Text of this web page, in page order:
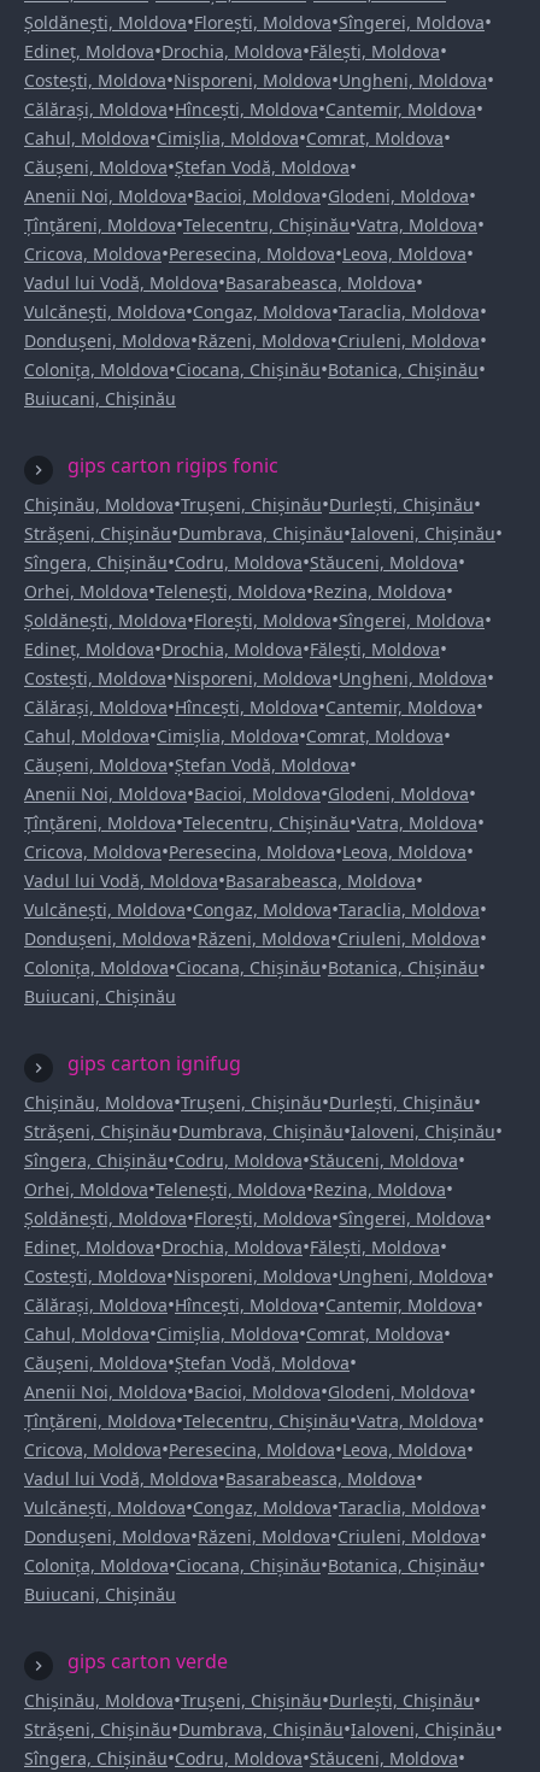
Șoldănești, Moldova•Florești, Moldova•Sîngerei, Moldova•
Edineț, Moldova•Drochia, Moldova•Fălești, Moldova•
Costești, Moldova•Nisporeni, Moldova•Ungheni, Moldova•
Călărași, Moldova•Hîncești, Moldova•Cantemir, Moldova•
Cahul, Moldova•Cimișlia, Moldova•Comrat, Moldova•
Căușeni, Moldova•Ștefan Vodă, Moldova•
Anenii Noi, Moldova•Bacioi, Moldova•Glodeni, Moldova•
Țînțăreni, Moldova•Telecentru, Chișinău•Vatra, Moldova•
Cricova, Moldova•Peresecina, Moldova•Leova, Moldova•
Vadul lui Vodă, Moldova•Basarabeasca, Moldova•
Vulcănești, Moldova•Congaz, Moldova•Taraclia, Moldova•
Dondușeni, Moldova•Răzeni, Moldova•Criuleni, Moldova•
Colonița, Moldova•Ciocana, Chișinău•Botanica, Chișinău•
Buiucani, Chișinău
gips carton rigips fonic
Chișinău, Moldova•Trușeni, Chișinău•Durlești, Chișinău•
Strășeni, Chișinău•Dumbrava, Chișinău•Ialoveni, Chișinău•
Sîngera, Chișinău•Codru, Moldova•Stăuceni, Moldova•
Orhei, Moldova•Telenești, Moldova•Rezina, Moldova•
Șoldănești, Moldova•Florești, Moldova•Sîngerei, Moldova•
Edineț, Moldova•Drochia, Moldova•Fălești, Moldova•
Costești, Moldova•Nisporeni, Moldova•Ungheni, Moldova•
Călărași, Moldova•Hîncești, Moldova•Cantemir, Moldova•
Cahul, Moldova•Cimișlia, Moldova•Comrat, Moldova•
Căușeni, Moldova•Ștefan Vodă, Moldova•
Anenii Noi, Moldova•Bacioi, Moldova•Glodeni, Moldova•
Țînțăreni, Moldova•Telecentru, Chișinău•Vatra, Moldova•
Cricova, Moldova•Peresecina, Moldova•Leova, Moldova•
Vadul lui Vodă, Moldova•Basarabeasca, Moldova•
Vulcănești, Moldova•Congaz, Moldova•Taraclia, Moldova•
Dondușeni, Moldova•Răzeni, Moldova•Criuleni, Moldova•
Colonița, Moldova•Ciocana, Chișinău•Botanica, Chișinău•
Buiucani, Chișinău
gips carton ignifug
Chișinău, Moldova•Trușeni, Chișinău•Durlești, Chișinău•
Strășeni, Chișinău•Dumbrava, Chișinău•Ialoveni, Chișinău•
Sîngera, Chișinău•Codru, Moldova•Stăuceni, Moldova•
Orhei, Moldova•Telenești, Moldova•Rezina, Moldova•
Șoldănești, Moldova•Florești, Moldova•Sîngerei, Moldova•
Edineț, Moldova•Drochia, Moldova•Fălești, Moldova•
Costești, Moldova•Nisporeni, Moldova•Ungheni, Moldova•
Călărași, Moldova•Hîncești, Moldova•Cantemir, Moldova•
Cahul, Moldova•Cimișlia, Moldova•Comrat, Moldova•
Căușeni, Moldova•Ștefan Vodă, Moldova•
Anenii Noi, Moldova•Bacioi, Moldova•Glodeni, Moldova•
Țînțăreni, Moldova•Telecentru, Chișinău•Vatra, Moldova•
Cricova, Moldova•Peresecina, Moldova•Leova, Moldova•
Vadul lui Vodă, Moldova•Basarabeasca, Moldova•
Vulcănești, Moldova•Congaz, Moldova•Taraclia, Moldova•
Dondușeni, Moldova•Răzeni, Moldova•Criuleni, Moldova•
Colonița, Moldova•Ciocana, Chișinău•Botanica, Chișinău•
Buiucani, Chișinău
gips carton verde
Chișinău, Moldova•Trușeni, Chișinău•Durlești, Chișinău•
Strășeni, Chișinău•Dumbrava, Chișinău•Ialoveni, Chișinău•
Sîngera, Chișinău•Codru, Moldova•Stăuceni, Moldova•